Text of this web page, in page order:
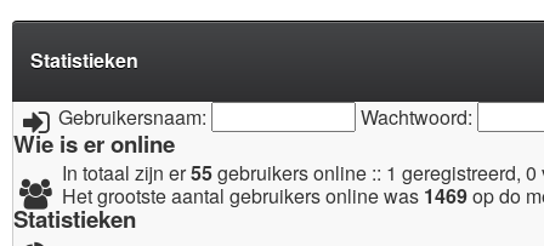
Statistieken
Gebruikersnaam: Wachtwoord:
Wie is er online
In totaal zijn er55gebruikers online :: 1 geregistreerd,
Het grootste aantal gebruikers online was 1469op do
Statistieken